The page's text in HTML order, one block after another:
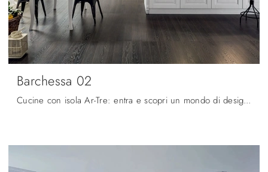
Barchessa 02
Cucine con isola Ar-Tre: entra e scopri un mondo di design e contenuto estetico! La cucina classica Barchessa 02 ti sta aspettando.